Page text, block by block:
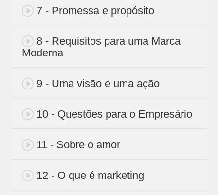
7 - Promessa e propósito
8 - Requisitos para uma Marca
Moderna
9 - Uma visão e uma ação
10 - Questões para o Empresário
11 - Sobre o amor
12 - O que é marketing